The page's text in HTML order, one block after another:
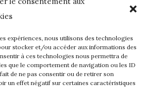
expériences, nous utilisons des technologies
stocker et/ou accéder aux informations des
à ces technologies nous permettra de
que le comportement de navigation ou les ID
de ne pas consentir ou de retirer son
un effet négatif sur certaines caractéristiques
chose de
–
bientôt !